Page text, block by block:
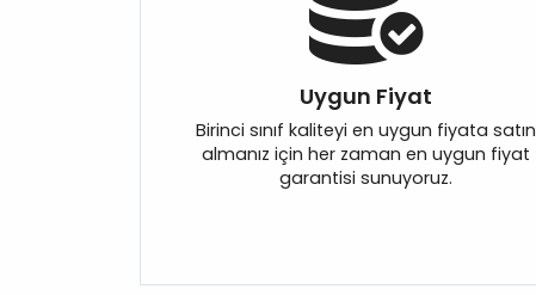
Uygun Fiyat
Birinci sınıf kaliteyi en uygun fiyata satın
almanız için her zaman en uygun fiyat
garantisi sunuyoruz.